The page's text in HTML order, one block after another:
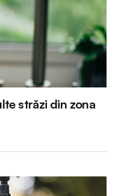
străzi din zona